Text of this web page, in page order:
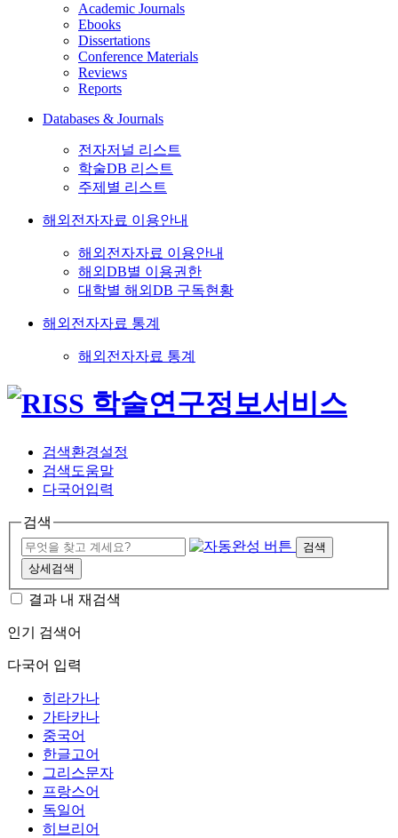
Academic Journals
Ebooks
Dissertations
Conference Materials
Reviews
Reports
Databases & Journals
전자저널 리스트
학술DB 리스트
주제별 리스트
해외전자자료 이용안내
해외전자자료 이용안내
해외DB별 이용권한
대학별 해외DB 구독현황
해외전자자료 통계
해외전자자료 통계
검색환경설정
검색도움말
다국어입력
검색
검색
상세검색
결과 내 재검색
인기 검색어
다국어 입력
히라가나
가타카나
중국어
한글고어
그리스문자
프랑스어
독일어
히브리어